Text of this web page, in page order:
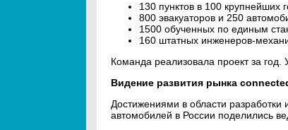
130 пунктов в 100 крупнейших
800 эвакуаторов и 250
1500 обученных по единым
160 штатных инженеров-
Команда реализовала проект за
Видение развития рынка
Достижениями в области
автомобилей в России поделились